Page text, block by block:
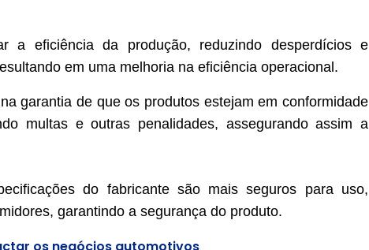
a eficiência da produção, reduzindo desperdícios e
em uma melhoria na eficiência operacional.
garantia de que os produtos estejam em conformidade
multas e outras penalidades, assegurando assim a
do fabricante são mais seguros para uso,
garantindo a segurança do produto.